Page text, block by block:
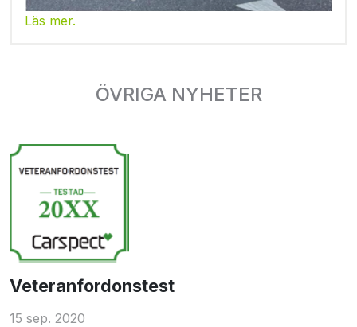
Läs mer.
ÖVRIGA NYHETER
Veteranfordonstest
15 sep. 2020